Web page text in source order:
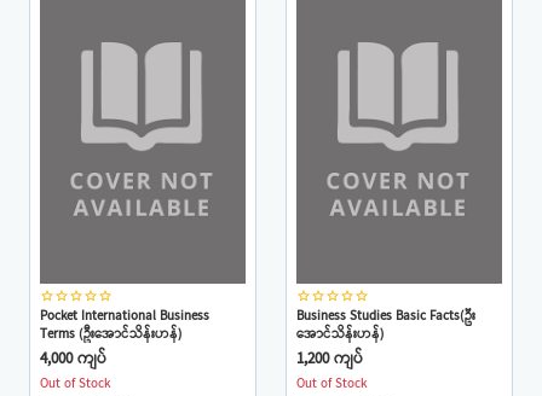
star_borderstar_borderstar_borderstar_borderstar_border
Pocket International Business
Terms (ဦးအောင်သိန်းဟန်)
4,000 ကျပ်
Out of Stock
star_borderstar_borderstar_borderstar_borderstar_border
Business Studies Basic Facts(ဦး
အောင်သိန်းဟန်)
1,200 ကျပ်
Out of Stock